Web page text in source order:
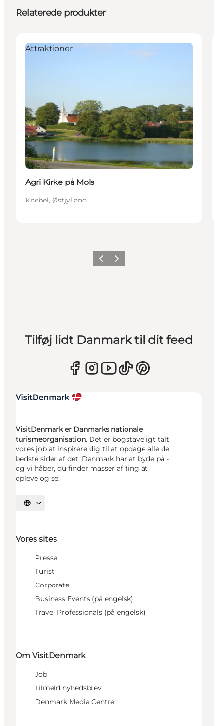
Relaterede produkter
Attraktioner
Agri Kirke på Mols
Knebel, Østjylland
ForrigeNæste
Tilføj lidt Danmark til dit feed
VisitDenmark er Danmarks nationale
turismeorganisation. Det er bogstaveligt talt
vores job at inspirere dig til at opdage alle de
bedste sider af det, Danmark har at byde på -
og vi håber, du finder masser af ting at
opleve og se.
Vælg sprog
Vores sites
Presse
Turist
Corporate
Business Events (på engelsk)
Travel Professionals (på engelsk)
Om VisitDenmark
Job
Tilmeld nyhedsbrev
Denmark Media Centre